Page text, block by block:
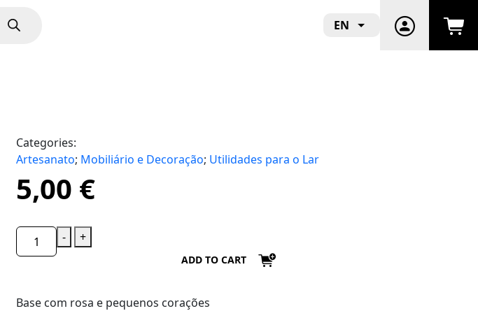
EN
Categories:
Artesanato; Mobiliário e Decoração; Utilidades para o Lar
5,00 €
- +
ADD TO CART
Base com rosa e pequenos corações